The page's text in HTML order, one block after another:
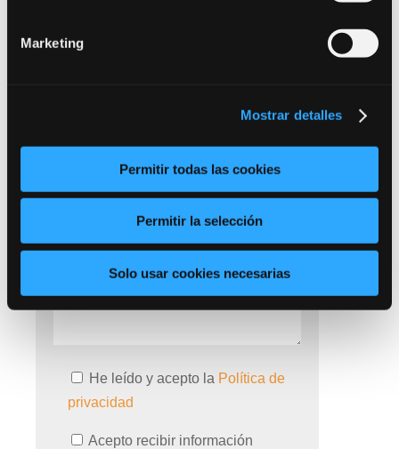
Marketing
Mostrar detalles
Permitir todas las cookies
Permitir la selección
Solo usar cookies necesarias
He leído y acepto la Política de
privacidad
Acepto recibir información